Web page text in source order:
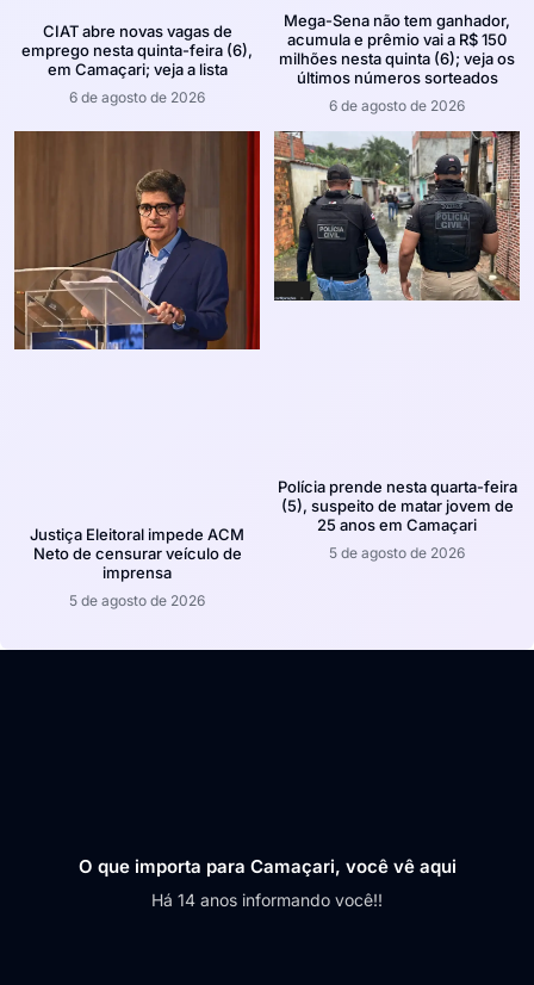
CIAT abre novas vagas de
emprego nesta quinta-feira (6),
em Camaçari; veja a lista
6 de agosto de 2026
Mega-Sena não tem ganhador,
acumula e prêmio vai a R$ 150
milhões nesta quinta (6); veja os
últimos números sorteados
6 de agosto de 2026
Justiça Eleitoral impede ACM
Neto de censurar veículo de
imprensa
5 de agosto de 2026
Polícia prende nesta quarta-feira
(5), suspeito de matar jovem de
25 anos em Camaçari
5 de agosto de 2026
O que importa para Camaçari, você vê aqui
Há 14 anos informando você!!